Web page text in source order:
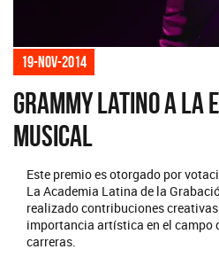
19-nov-2014
Grammy Latino a la
Musical
Este premio es otorgado por
La Academia Latina de la
realizado contribuciones
importancia artística en el campo
carreras.